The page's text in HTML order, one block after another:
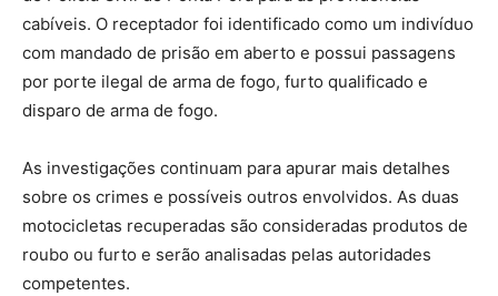
cabíveis. O receptador foi identificado como um indivíduo
com mandado de prisão em aberto e possui passagens
por porte ilegal de arma de fogo, furto qualificado e
disparo de arma de fogo.
As investigações continuam para apurar mais detalhes
sobre os crimes e possíveis outros envolvidos. As duas
motocicletas recuperadas são consideradas produtos de
roubo ou furto e serão analisadas pelas autoridades
competentes.